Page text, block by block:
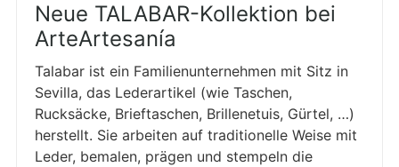
Neue TALABAR-Kollektion bei
ArteArtesanía
Talabar ist ein Familienunternehmen mit Sitz in
Sevilla, das Lederartikel (wie Taschen,
Rucksäcke, Brieftaschen, Brillenetuis, Gürtel, …)
herstellt. Sie arbeiten auf traditionelle Weise mit
Leder, bemalen, prägen und stempeln die